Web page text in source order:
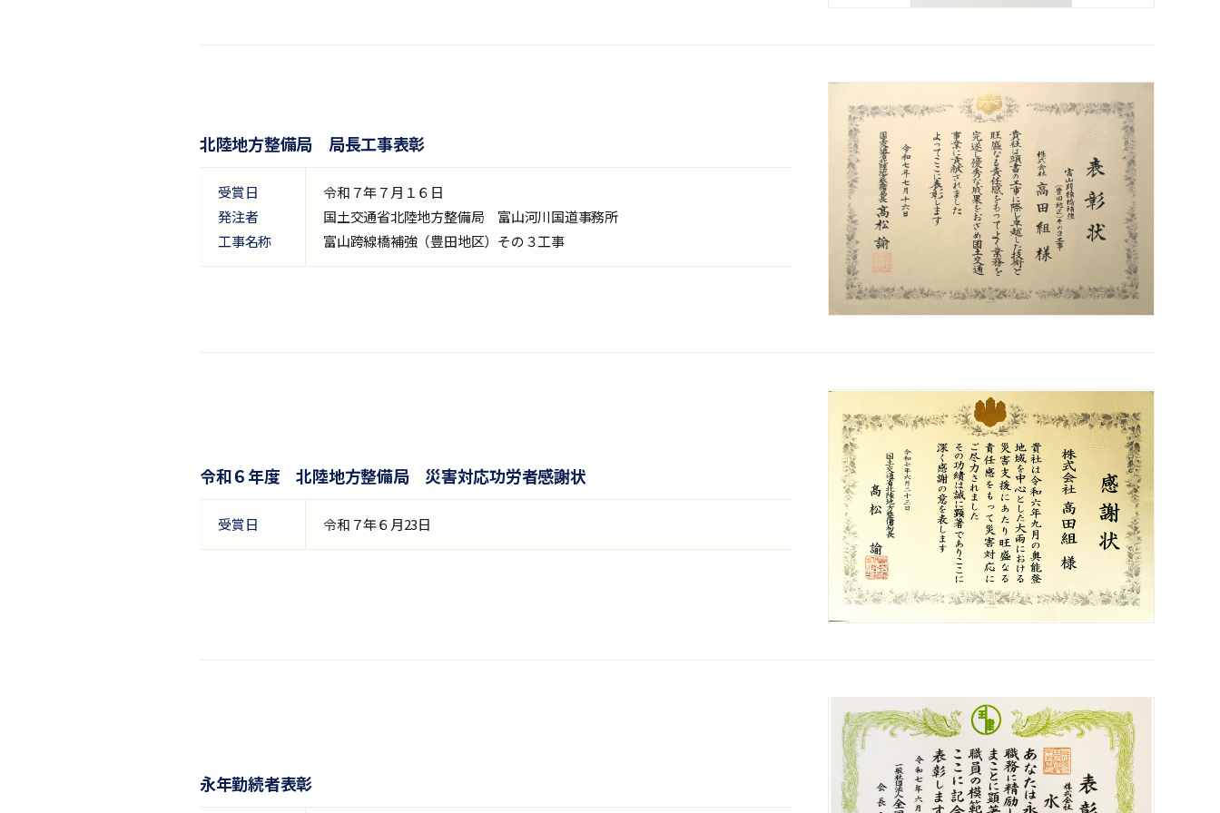
北陸地方整備局 局長工事表彰
受賞日
令和７年７月１６日
発注者
国土交通省北陸地方整備局 富山河川国道事務所
工事名称
富山跨線橋補強（豊田地区）その３工事
令和６年度 北陸地方整備局 災害対応功労者感謝状
受賞日 令和７年６月23日
永年勤続者表彰